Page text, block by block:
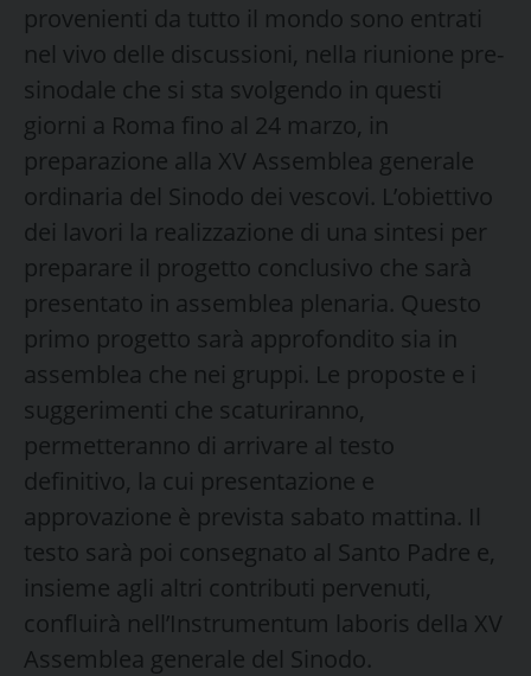
provenienti da tutto il mondo sono entrati
nel vivo delle discussioni, nella riunione pre-
sinodale che si sta svolgendo in questi
giorni a Roma fino al 24 marzo, in
preparazione alla XV Assemblea generale
ordinaria del Sinodo dei vescovi. L’obiettivo
dei lavori la realizzazione di una sintesi per
preparare il progetto conclusivo che sarà
presentato in assemblea plenaria. Questo
primo progetto sarà approfondito sia in
assemblea che nei gruppi. Le proposte e i
suggerimenti che scaturiranno,
permetteranno di arrivare al testo
definitivo, la cui presentazione e
approvazione è prevista sabato mattina. Il
testo sarà poi consegnato al Santo Padre e,
insieme agli altri contributi pervenuti,
confluirà nell’Instrumentum laboris della XV
Assemblea generale del Sinodo.